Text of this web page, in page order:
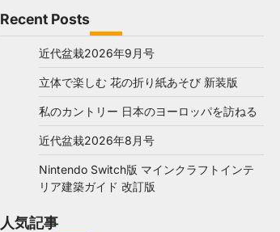
Recent Posts
近代盆栽2026年9月号
立体で楽しむ 花の折り紙あそび 新装版
私のカントリー 日本のヨーロッパを訪ねる
近代盆栽2026年8月号
Nintendo Switch版 マインクラフトインテ
リア建築ガイド 改訂版
人気記事